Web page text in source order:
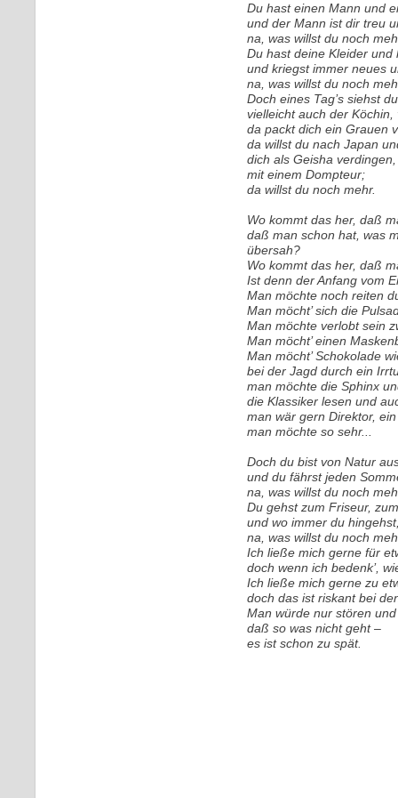
Du hast einen Mann und
und der Mann ist dir treu
na, was willst du noch
Du hast deine Kleider und
und kriegst immer neues
na, was willst du noch
Doch eines Tag’s siehst
vielleicht auch der
da packt dich ein Grauen
da willst du nach Japan
dich als Geisha
mit einem Dompteur;
da willst du noch mehr.
Wo kommt das her, daß
daß man schon hat, was
übersah?
Wo kommt das her, daß
Ist denn der Anfang vom
Man möchte noch reiten
Man möcht’ sich die
Man möchte verlobt sein
Man möcht’ einen
Man möcht’ Schokolade
bei der Jagd durch ein
man möchte die Sphinx
die Klassiker lesen und
man wär gern Direktor,
man möchte so sehr...
Doch du bist von Natur
und du fährst jeden
na, was willst du noch
Du gehst zum Friseur,
und wo immer du
na, was willst du noch
Ich ließe mich gerne für
doch wenn ich bedenk’,
Ich ließe mich gerne zu
doch das ist riskant bei
Man würde nur stören
daß so was nicht geht –
es ist schon zu spät.